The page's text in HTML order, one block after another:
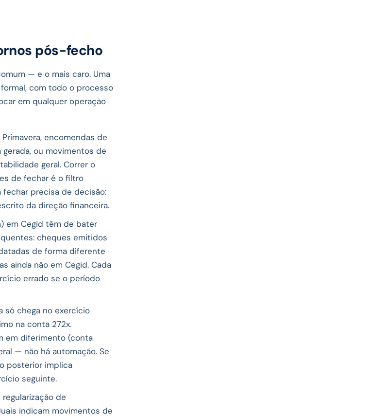
pós-fecho
— e o mais caro. Uma
com todo o processo
em qualquer operação
Primavera, encomendas de
ou movimentos de
geral. Correr o
de fechar é o filtro
precisa de decisão:
da direção financeira.
em Cegid têm de bater
cheques emitidos
de forma diferente
ainda não em Cegid. Cada
errado se o período
só chega no exercício
na conta 272x.
em diferimento (conta
— não há automação. Se
posterior implica
seguinte.
de
indicam movimentos de